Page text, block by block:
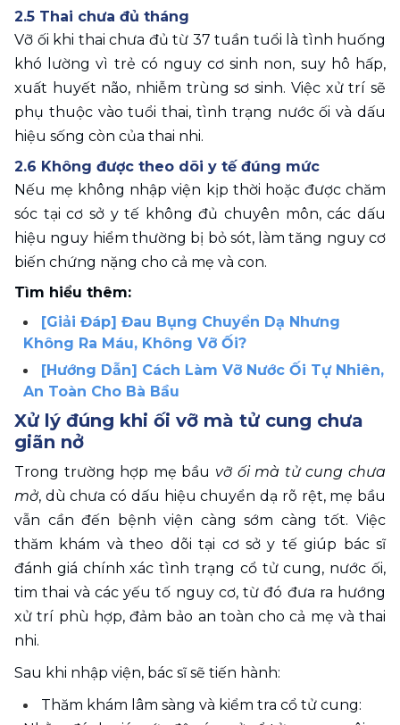
2.5 Thai chưa đủ tháng
Vỡ ối khi thai chưa đủ từ 37 tuần tuổi là tình huống
khó lường vì trẻ có nguy cơ sinh non, suy hô hấp,
xuất huyết não, nhiễm trùng sơ sinh. Việc xử trí sẽ
phụ thuộc vào tuổi thai, tình trạng nước ối và dấu
hiệu sống còn của thai nhi.
2.6 Không được theo dõi y tế đúng mức
Nếu mẹ không nhập viện kịp thời hoặc được chăm
sóc tại cơ sở y tế không đủ chuyên môn, các dấu
hiệu nguy hiểm thường bị bỏ sót, làm tăng nguy cơ
biến chứng nặng cho cả mẹ và con.
Tìm hiểu thêm:
[Giải Đáp] Đau Bụng Chuyển Dạ Nhưng
Không Ra Máu, Không Vỡ Ối?
[Hướng Dẫn] Cách Làm Vỡ Nước Ối Tự Nhiên,
An Toàn Cho Bà Bầu
Xử lý đúng khi ối vỡ mà tử cung chưa
giãn nở
Trong trường hợp mẹ bầu vỡ ối mà tử cung chưa
mở, dù chưa có dấu hiệu chuyển dạ rõ rệt, mẹ bầu
vẫn cần đến bệnh viện càng sớm càng tốt. Việc
thăm khám và theo dõi tại cơ sở y tế giúp bác sĩ
đánh giá chính xác tình trạng cổ tử cung, nước ối,
tim thai và các yếu tố nguy cơ, từ đó đưa ra hướng
xử trí phù hợp, đảm bảo an toàn cho cả mẹ và thai
nhi.
Sau khi nhập viện, bác sĩ sẽ tiến hành:
Thăm khám lâm sàng và kiểm tra cổ tử cung: